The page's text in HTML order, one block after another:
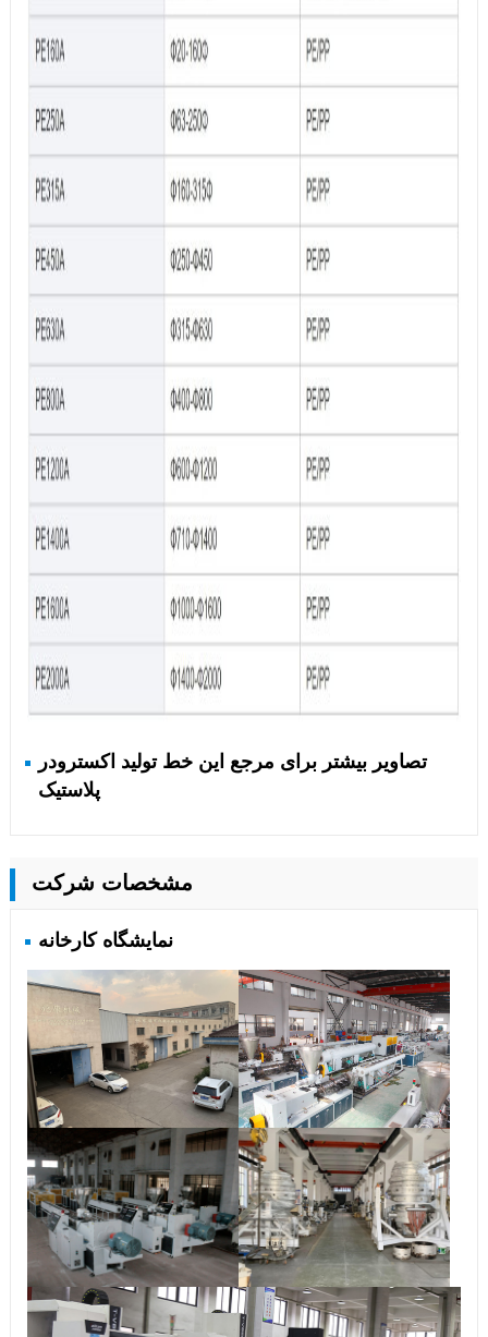
تصاویر بیشتر برای مرجع این خط تولید اکسترودر
پلاستیک
مشخصات شرکت
نمایشگاه کارخانه